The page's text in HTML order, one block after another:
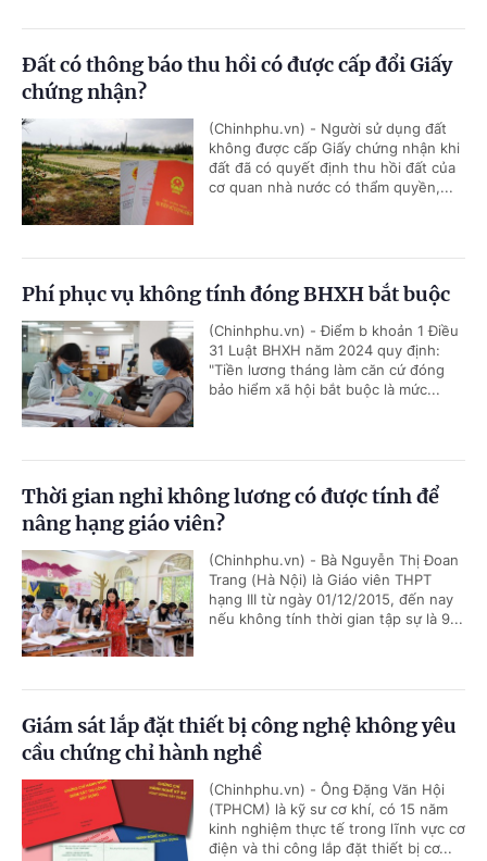
Đất có thông báo thu hồi có được cấp đổi Giấy
chứng nhận?
(Chinhphu.vn) - Người sử dụng đất
không được cấp Giấy chứng nhận khi
đất đã có quyết định thu hồi đất của
cơ quan nhà nước có thẩm quyền,...
Phí phục vụ không tính đóng BHXH bắt buộc
(Chinhphu.vn) - Điểm b khoản 1 Điều
31 Luật BHXH năm 2024 quy định:
"Tiền lương tháng làm căn cứ đóng
bảo hiểm xã hội bắt buộc là mức...
Thời gian nghỉ không lương có được tính để
nâng hạng giáo viên?
(Chinhphu.vn) - Bà Nguyễn Thị Đoan
Trang (Hà Nội) là Giáo viên THPT
hạng III từ ngày 01/12/2015, đến nay
nếu không tính thời gian tập sự là 9...
Giám sát lắp đặt thiết bị công nghệ không yêu
cầu chứng chỉ hành nghề
(Chinhphu.vn) - Ông Đặng Văn Hội
(TPHCM) là kỹ sư cơ khí, có 15 năm
kinh nghiệm thực tế trong lĩnh vực cơ
điện và thi công lắp đặt thiết bị cơ...